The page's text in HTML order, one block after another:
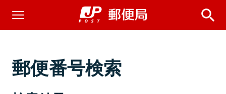
郵便番号検索